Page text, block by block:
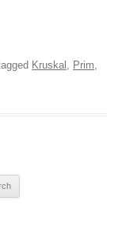
Kruskal , Prim,